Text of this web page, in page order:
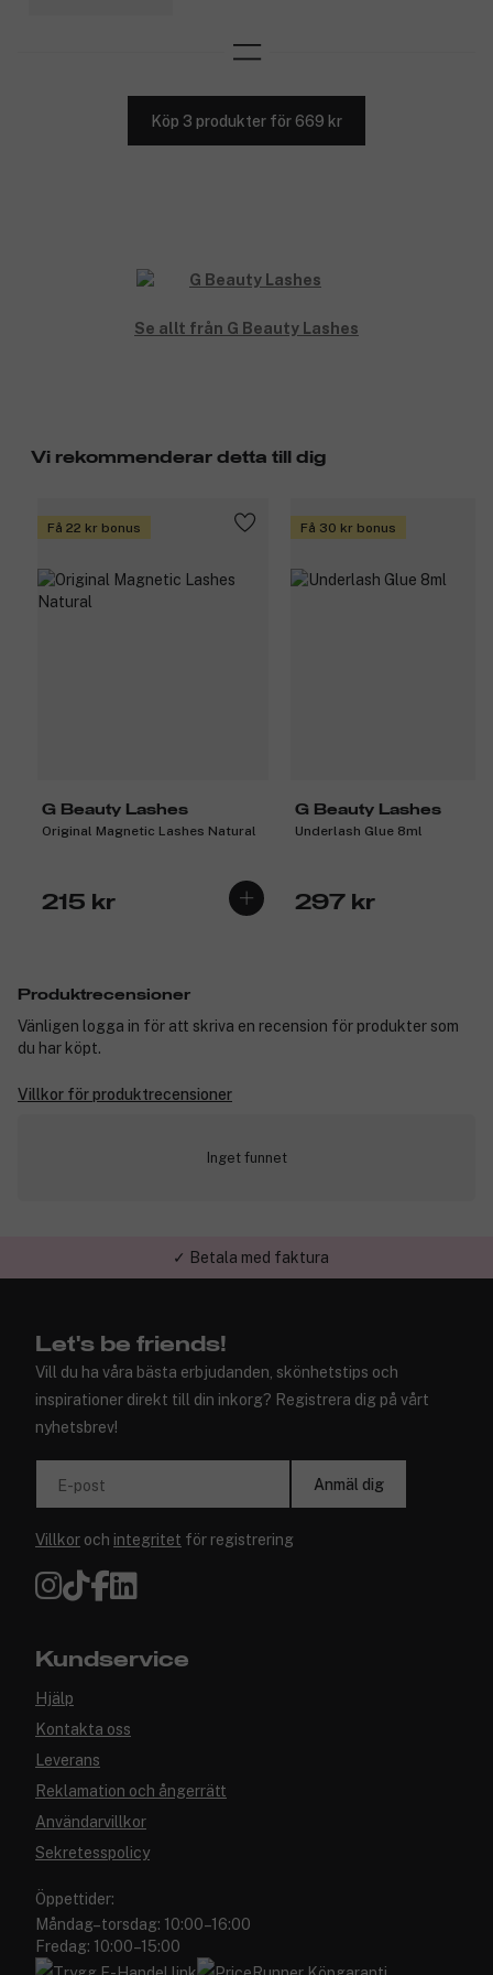
Köp 3 produkter för 669 kr
Se allt från G Beauty Lashes
Vi rekommenderar detta till dig
Få 22 kr bonus
G Beauty Lashes
Original Magnetic Lashes Natural
215 kr
Få 30 kr bonus
G Beauty Lashes
Underlash Glue 8ml
297 kr
Produktrecensioner
Vänligen logga in för att skriva en recension för produkter som
du har köpt.
Villkor för produktrecensioner
Inget funnet
✓ Betala med faktura
Let's be friends!
Vill du ha våra bästa erbjudanden, skönhetstips och
inspirationer direkt till din inkorg? Registrera dig på vårt
nyhetsbrev!
E-post Anmäl dig
Villkor och integritet för registrering
Kundservice
Hjälp
Kontakta oss
Leverans
Reklamation och ångerrätt
Användarvillkor
Sekretesspolicy
Öppettider:
Måndag–torsdag: 10:00–16:00
Fredag: 10:00–15:00